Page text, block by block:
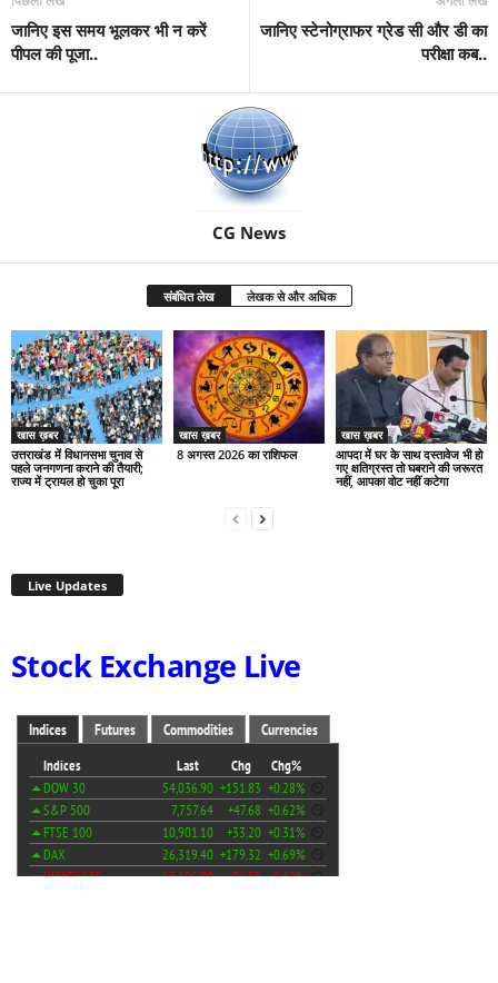
जानिए इस समय भूलकर भी न करें
पीपल की पूजा..
जानिए स्टेनोग्राफर ग्रेड सी और डी का
परीक्षा कब..
CG News
संबंधित लेख लेखक से और अधिक
खास ख़बर
उत्तराखंड में विधानसभा चुनाव से
पहले जनगणना कराने की तैयारी;
राज्य में ट्रायल हो चुका पूरा
खास ख़बर
8 अगस्त 2026 का राशिफल
खास ख़बर
आपदा में घर के साथ दस्तावेज भी हो
गए क्षतिग्रस्त तो घबराने की जरूरत
नहीं, आपका वोट नहीं कटेगा
Live Updates
Stock Exchange Live